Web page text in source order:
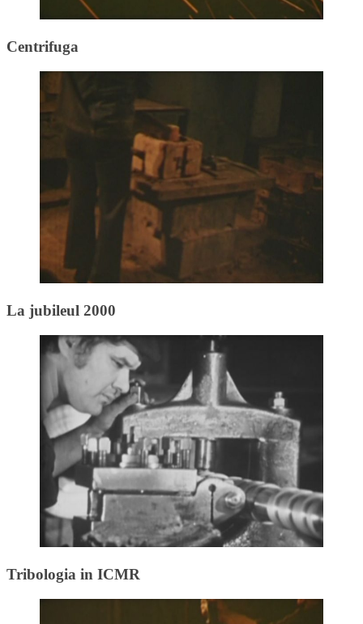
Centrifuga
La jubileul 2000
Tribologia in ICMR